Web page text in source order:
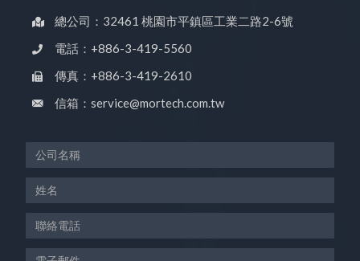
總公司：32461 桃園市平鎮區工業二路2-6號
電話：+886-3-419-5560
傳真：+886-3-419-2610
信箱：service@mortech.com.tw